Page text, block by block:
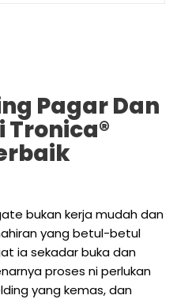
Pagar Dan
Tronica®
bukan kerja mudah dan
yang betul-betul
ia sekadar buka dan
proses ni perlukan
yang kemas, dan